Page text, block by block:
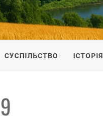
IS
СУСПІЛЬСТВО ІСТОРІЯ